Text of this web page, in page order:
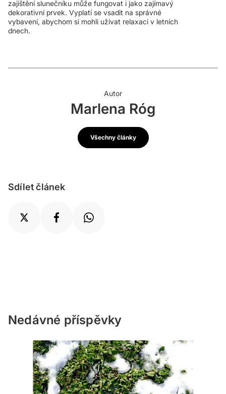
zajištění slunečníku může fungovat i jako zajímavý
dekorativní prvek. Vyplatí se vsadit na správné
vybavení, abychom si mohli užívat relaxaci v letních
dnech.
Autor
Marlena Róg
Všechny články
Sdílet článek
Nedávné příspěvky